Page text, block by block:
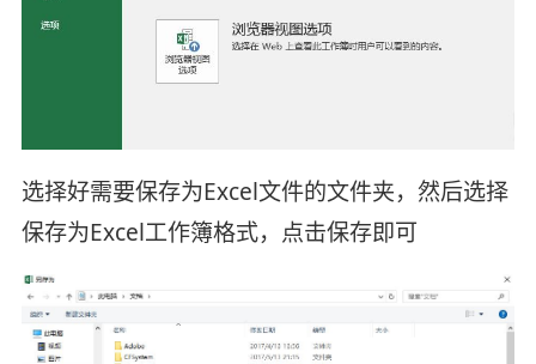
选择好需要保存为Excel文件的文件夹，然后选择
保存为Excel工作簿格式，点击保存即可